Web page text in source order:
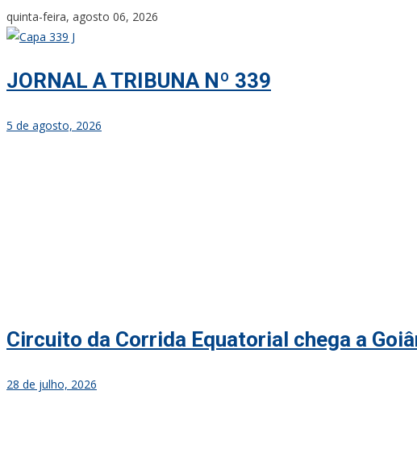
Skip
to
quinta-feira, agosto 06, 2026
JORNAL A TRIBUNA Nº 339
5 de agosto, 2026
Circuito da Corrida Equatorial chega a
28 de julho, 2026